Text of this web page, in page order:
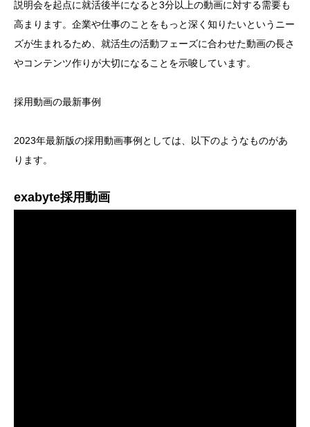
説明会を起点に就活後半になると3分以上の動画に対する需要も
高まります。企業や仕事のことをもっと深く知りたいというニー
ズが生まれるため、就活生の活動フェーズに合わせた動画の長さ
やコンテンツ作りが大切になることを示唆しています。
採用動画の最新事例
2023年最新版の採用動画事例としては、以下のようなものがあ
ります。
exabyte採用動画